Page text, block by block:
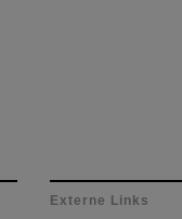
Externe Links